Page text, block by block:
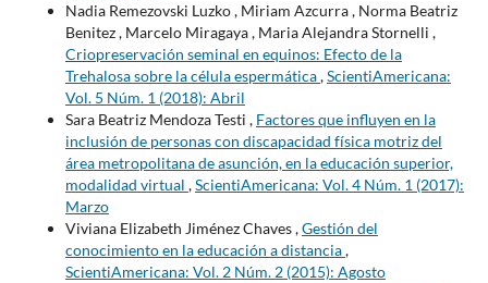
Nadia Remezovski Luzko , Miriam Azcurra , Norma Beatriz
Benitez , Marcelo Miragaya , Maria Alejandra Stornelli ,
Criopreservación seminal en equinos: Efecto de la
Trehalosa sobre la célula espermática,ScientiAmericana:
Vol. 5 Núm. 1 (2018): Abril
Sara Beatriz Mendoza Testi , Factores que influyen en la
inclusión de personas con discapacidad física motriz del
área metropolitana de asunción, en la educación superior,
modalidad virtual ,ScientiAmericana: Vol. 4 Núm. 1 (2017):
Marzo
Viviana Elizabeth Jiménez Chaves ,Gestión del
conocimiento en la educación a distancia,
ScientiAmericana: Vol. 2 Núm. 2 (2015): Agosto